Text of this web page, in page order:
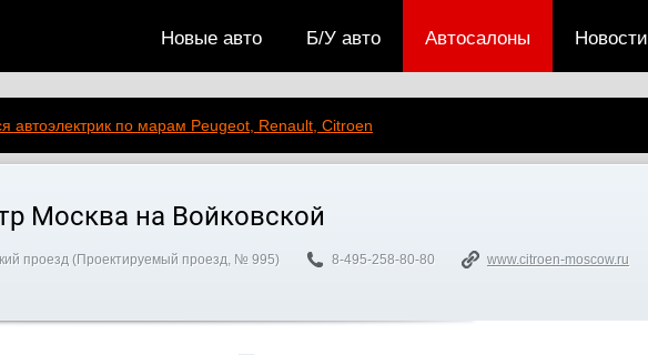
Новости
Автосалоны
Б/У авто
Новые авто
автоэлектрик по марам Peugeot, Renault, Citroen
Москва на Войковской
проезд (Проектируемый проезд, № 995) 8-495-258-80-80 www.citroen-moscow.ru